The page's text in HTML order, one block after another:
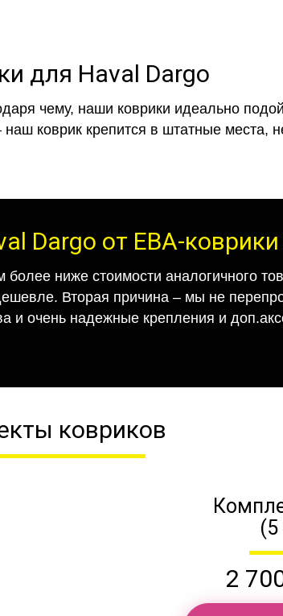
для Haval Dargo
чему, наши коврики идеально
коврик крепится в штатные места,
Dargo от ЕВА-
ниже стоимости аналогичного
Вторая причина – мы не
и очень надежные крепления и
ковриков
2